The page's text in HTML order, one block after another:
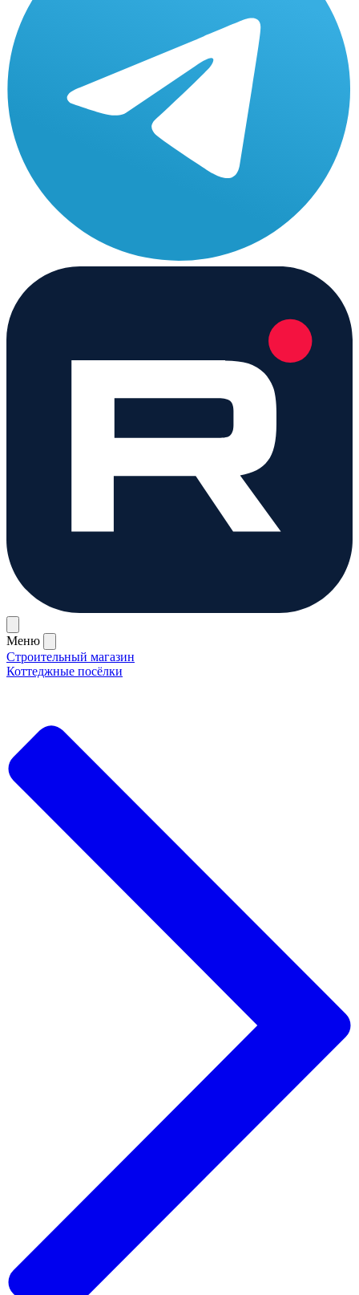
Меню
Строительный магазин
Коттеджные посёлки